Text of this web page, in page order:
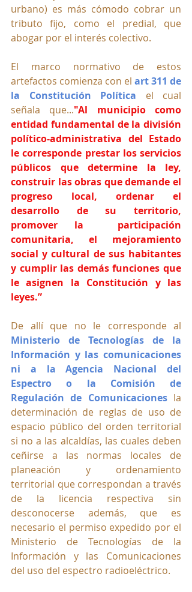
urbano) es más cómodo cobrar un
tributo fijo, como el predial, que
abogar por el interés colectivo.
El marco normativo de estos
artefactos comienza con el art 311 de
la Constitución Política el cual
señala que..."Al municipio como
entidad fundamental de la división
político-administrativa del Estado
le corresponde prestar los servicios
públicos que determine la ley,
construir las obras que demande el
progreso local, ordenar el
desarrollo de su territorio,
promover la  participación
comunitaria, el mejoramiento
social y cultural de sus habitantes
y cumplir las demás funciones que
le asignen la Constitución y las
leyes.”
Ministerio de Tecnologías de la
Información y las comunicaciones
ni a la Agencia Nacional del
Espectro o la Comisión de
Regulación de Comunicaciones la
determinación de reglas de uso de
espacio público del orden territorial
si no a las alcaldías, las cuales deben
ceñirse a las normas locales de
planeación y ordenamiento
territorial que correspondan a través
de la licencia respectiva sin
desconocerse además, que es
necesario el permiso expedido por el
Ministerio de Tecnologías de la
Información y las Comunicaciones
del uso del espectro radioeléctrico.